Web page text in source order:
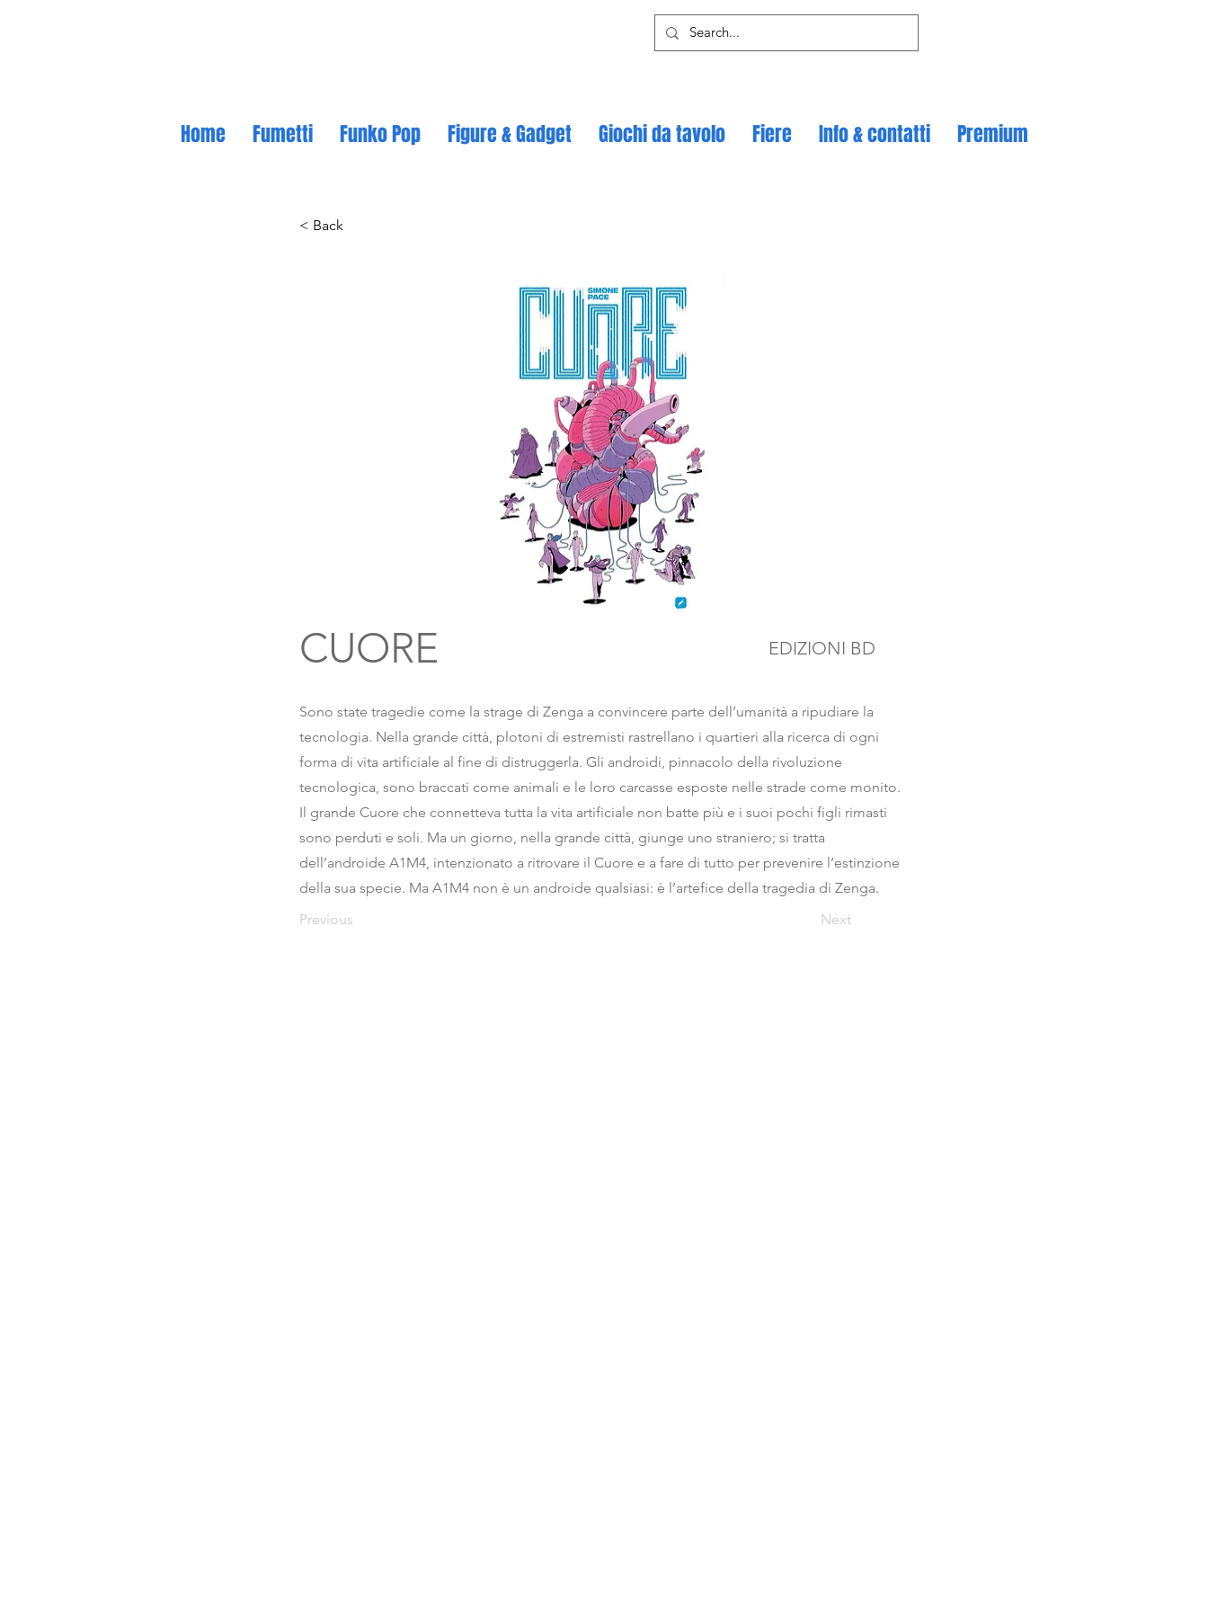
Home Fumetti Funko Pop Figure & Gadget Giochi da tavolo Fiere Info & contatti Premium
< Back
CUORE EDIZIONI BD
Sono state tragedie come la strage di Zenga a convincere parte dell’umanità a ripudiare la
tecnologia. Nella grande città, plotoni di estremisti rastrellano i quartieri alla ricerca di ogni
forma di vita artificiale al fine di distruggerla. Gli androidi, pinnacolo della rivoluzione
tecnologica, sono braccati come animali e le loro carcasse esposte nelle strade come monito.
Il grande Cuore che connetteva tutta la vita artificiale non batte più e i suoi pochi figli rimasti
sono perduti e soli. Ma un giorno, nella grande città, giunge uno straniero; si tratta
dell’androide A1M4, intenzionato a ritrovare il Cuore e a fare di tutto per prevenire l’estinzione
della sua specie. Ma A1M4 non è un androide qualsiasi: è l’artefice della tragedia di Zenga.
Previous
Next